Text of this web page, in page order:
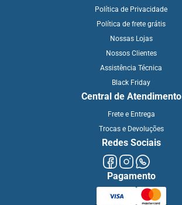
Política de Privacidade
Política de frete grátis
Nossas Lojas
Nossos Clientes
Assistência Técnica
Black Friday
Central de Atendimento
Frete e Entrega
Trocas e Devoluções
Redes Sociais
Pagamento